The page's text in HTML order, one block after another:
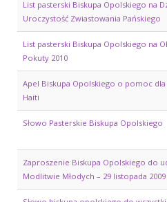
List pasterski Biskupa Opolskiego na
Uroczystość Zwiastowania Pańskiego
List pasterski Biskupa Opolskiego na
Pokuty 2010
Apel Biskupa Opolskiego o pomoc
Haiti
Słowo Pasterskie Biskupa Opolskiego
Zaproszenie Biskupa Opolskiego do
Modlitwie Młodych – 29 listopada 2009